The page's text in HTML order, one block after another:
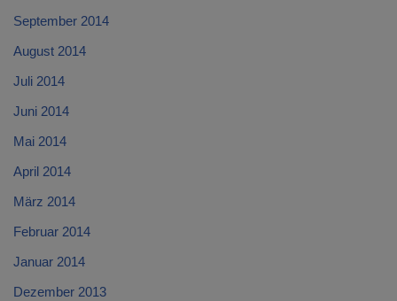
September 2014
August 2014
Juli 2014
Juni 2014
Mai 2014
April 2014
März 2014
Februar 2014
Januar 2014
Dezember 2013